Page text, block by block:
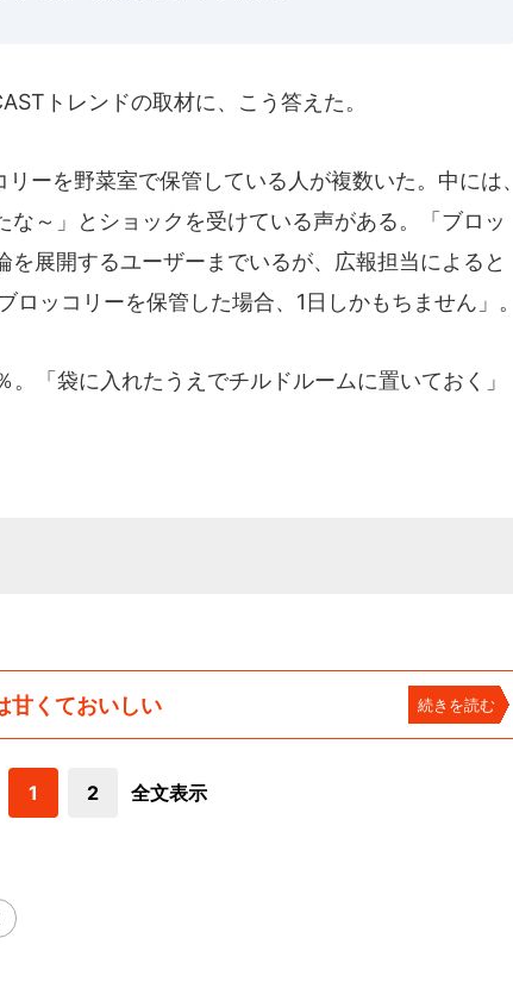
トレンドの取材に、こう答えた。
ーを野菜室で保管している人が複数いた。中には、
な～」とショックを受けている声がある。「ブロッ
を展開するユーザーまでいるが、広報担当によると
ロッコリーを保管した場合、1日しかもちません」。
「袋に入れたうえでチルドルームに置いておく」
甘くておいしい 続きを読む
1 2 全文表示